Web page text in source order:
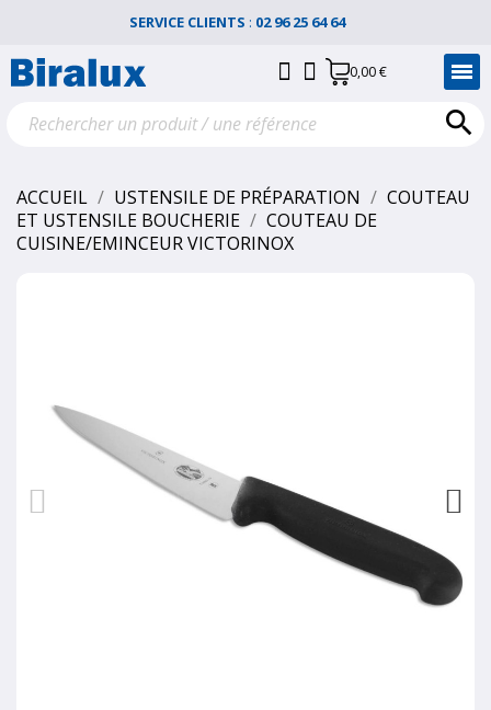
SERVICE CLIENTS : 02 96 25 64 64
0,00 €

ACCUEIL USTENSILE DE PRÉPARATION
COUTEAU
ET USTENSILE BOUCHERIE
COUTEAU DE
CUISINE/EMINCEUR VICTORINOX